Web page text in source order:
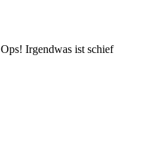
Ops! Irgendwas ist schief